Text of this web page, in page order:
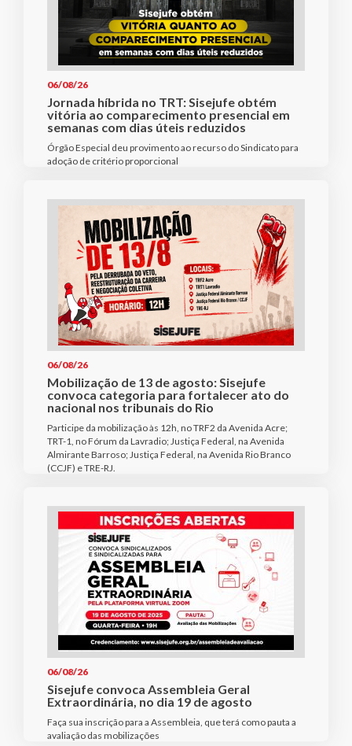
06/08/26
Jornada híbrida no TRT: Sisejufe obtém
vitória ao comparecimento presencial em
semanas com dias úteis reduzidos
Órgão Especial deu provimento ao recurso do Sindicato para
adoção de critério proporcional
06/08/26
Mobilização de 13 de agosto: Sisejufe
convoca categoria para fortalecer ato do
nacional nos tribunais do Rio
Participe da mobilização às 12h, no TRF2 da Avenida Acre;
TRT-1, no Fórum da Lavradio; Justiça Federal, na Avenida
Almirante Barroso; Justiça Federal, na Avenida Rio Branco
(CCJF) e TRE-RJ.
06/08/26
Sisejufe convoca Assembleia Geral
Extraordinária, no dia 19 de agosto
Faça sua inscrição para a Assembleia, que terá como pauta a
avaliação das mobilizações